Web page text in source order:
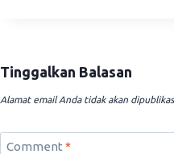
Tinggalkan Balasan
Alamat email Anda tidak akan
Comment *